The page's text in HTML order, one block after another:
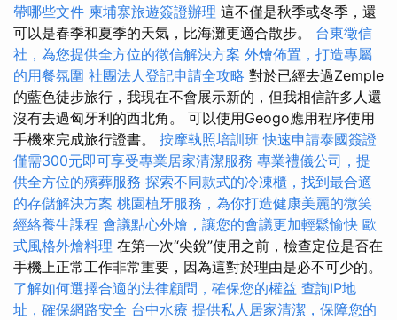
帶哪些文件 柬埔寨旅遊簽證辦理 這不僅是秋季或冬季，還
可以是春季和夏季的天氣，比海灘更適合散步。 台東徵信
社，為您提供全方位的徵信解決方案 外燴佈置，打造專屬
的用餐氛圍 社團法人登記申請全攻略 對於已經去過Zemple
的藍色徒步旅行，我現在不會展示新的，但我相信許多人還
沒有去過匈牙利的西北角。 可以使用Geogo應用程序使用
手機來完成旅行證書。 按摩執照培訓班快速申請泰國簽證
僅需300元即可享受專業居家清潔服務 專業禮儀公司，提
供全方位的殯葬服務 探索不同款式的冷凍櫃，找到最合適
的存儲解決方案 桃園植牙服務，為你打造健康美麗的微笑
經絡養生課程 會議點心外燴，讓您的會議更加輕鬆愉快 歐
式風格外燴料理 在第一次“尖銳”使用之前，檢查定位是否在
手機上正常工作非常重要，因為這對於理由是必不可少的。
了解如何選擇合適的法律顧問，確保您的權益 查詢IP地
址，確保網路安全 台中水療 提供私人居家清潔，保障您的